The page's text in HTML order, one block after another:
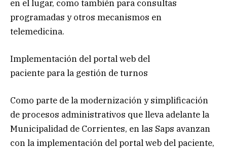
en el lugar, como también para consultas
programadas y otros mecanismos en
telemedicina.
Implementación del portal web del
paciente para la gestión de turnos
Como parte de la modernización y simplificación
de procesos administrativos que lleva adelante la
Municipalidad de Corrientes, en las Saps avanzan
con la implementación del portal web del paciente,